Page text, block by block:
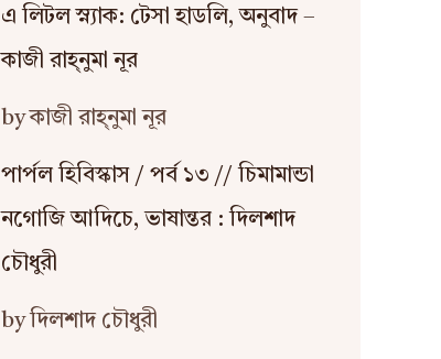
এ লিটল স্ন্যাক: টেসা হাডলি, অনুবাদ –
কাজী রাহ্‌নুমা নূর
by কাজী রাহ্‌নুমা নূর
পার্পল হিবিস্কাস / পর্ব ১৩ // চিমামান্ডা
নগোজি আদিচে, ভাষান্তর : দিলশাদ
চৌধুরী
by দিলশাদ চৌধুরী